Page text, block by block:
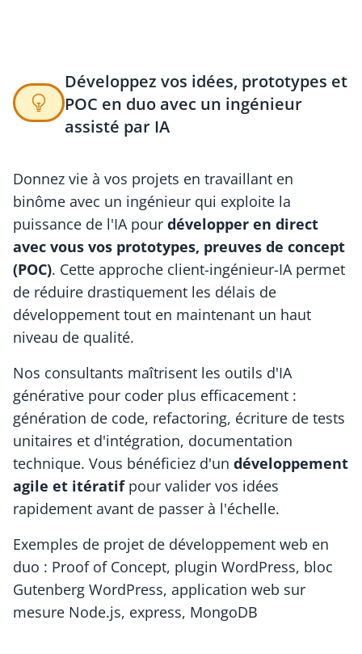
Développez vos idées, prototypes et
POC en duo avec un ingénieur
assisté par IA
Donnez vie à vos projets en travaillant en
binôme avec un ingénieur qui exploite la
puissance de l'IA pour développer en direct
avec vous vos prototypes, preuves de concept
(POC). Cette approche client-ingénieur-IA permet
de réduire drastiquement les délais de
développement tout en maintenant un haut
niveau de qualité.
Nos consultants maîtrisent les outils d'IA
générative pour coder plus efficacement :
génération de code, refactoring, écriture de tests
unitaires et d'intégration, documentation
technique. Vous bénéficiez d'un développement
agile et itératifpour valider vos idées
rapidement avant de passer à l'échelle.
Exemples de projet de développement web en
duo : Proof of Concept, plugin WordPress, bloc
Gutenberg WordPress, application web sur
mesure Node.js, express, MongoDB